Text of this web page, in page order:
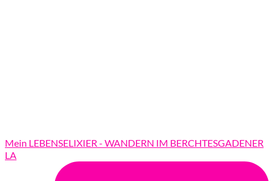
Mein LEBENSELIXIER - WANDERN IM BERCHTESGADENER
LA